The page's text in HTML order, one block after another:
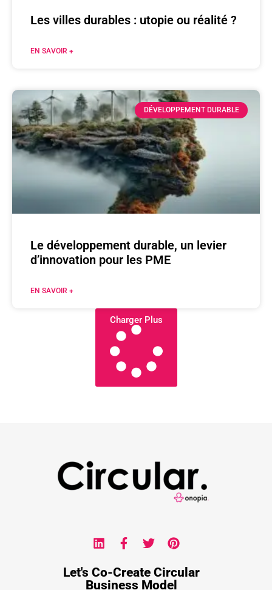
Les villes durables : utopie ou réalité ?
EN SAVOIR +
DÉVELOPPEMENT DURABLE
Le développement durable, un levier
d’innovation pour les PME
EN SAVOIR +
Charger Plus
Let's Co-Create Circular
Business Model